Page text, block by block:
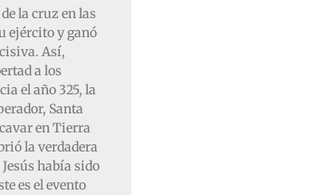
la cruz en las
ejército y ganó
Así,
a los
el año 325, la
Santa
en Tierra
la verdadera
había sido
es el evento